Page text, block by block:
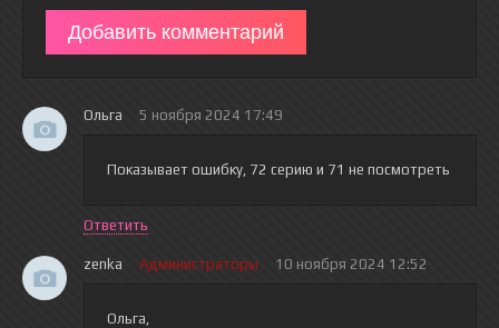
Добавить комментарий
Ольга 5 ноября 2024 17:49
Показывает ошибку, 72 серию и 71 не посмотреть
Ответить
zenka Администраторы 10 ноября 2024 12:52
Ольга,